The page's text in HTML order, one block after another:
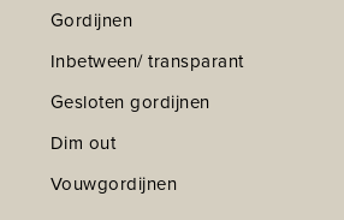
Gordijnen
Inbetween/ transparant
Gesloten gordijnen
Dim out
Vouwgordijnen